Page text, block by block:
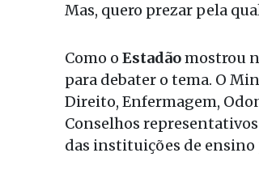
Mas, quero prezar pela
Como o Estadãomostrou
para debater o tema. O
Direito, Enfermagem,
Conselhos
das instituições de ensino